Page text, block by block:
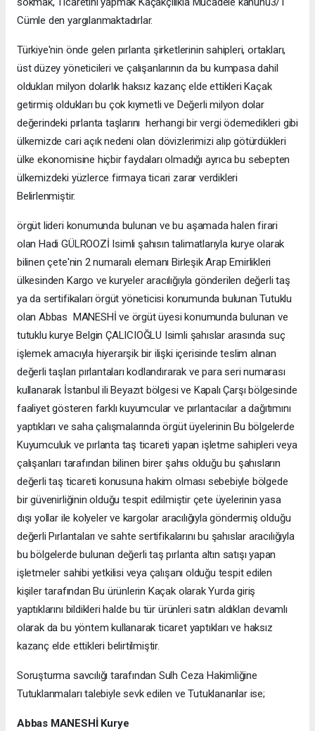
Cümle den yargılanmaktadırlar.
Türkiye'nin önde gelen pırlanta şirketlerinin sahipleri, ortakları,
üst düzey yöneticileri ve çalışanlarının da bu kumpasa dahil
oldukları milyon dolarlık haksız kazanç elde ettikleri Kaçak
getirmiş oldukları bu çok kıymetli ve Değerli milyon dolar
değerindeki pırlanta taşlarını herhangi bir vergi ödemedikleri gibi
ülkemizde cari açık nedeni olan dövizlerimizi alıp götürdükleri
ülke ekonomisine hiçbir faydaları olmadığı ayrıca bu sebepten
ülkemizdeki yüzlerce firmaya ticari zarar verdikleri
Belirlenmiştir.
örgüt lideri konumunda bulunan ve bu aşamada halen firari
olan Hadi GÜLROOZİ Isimli şahısın talimatlarıyla kurye olarak
bilinen çete'nin 2 numaralı elemanı Birleşik Arap Emirlikleri
ülkesinden Kargo ve kuryeler aracılığıyla gönderilen değerli taş
ya da sertifikaları örgüt yöneticisi konumunda bulunan Tutuklu
olan Abbas MANESHİ ve örgüt üyesi konumunda bulunan ve
tutuklu kurye Belgin ÇALICIOĞLU Isimli şahıslar arasında suç
işlemek amacıyla hiyerarşik bir ilişki içerisinde teslim alınan
değerli taşları pırlantaları kodlandırarak ve para seri numarası
kullanarak İstanbul ili Beyazıt bölgesi ve Kapalı Çarşı bölgesinde
faaliyet gösteren farklı kuyumcular ve pırlantacılar a dağıtımını
yaptıkları ve saha çalışmalarında örgüt üyelerinin Bu bölgelerde
Kuyumculuk ve pırlanta taş ticareti yapan işletme sahipleri veya
çalışanları tarafından bilinen birer şahıs olduğu bu şahısların
değerli taş ticareti konusuna hakim olması sebebiyle bölgede
bir güvenirliğinin olduğu tespit edilmiştir çete üyelerinin yasa
dışı yollar ile kolyeler ve kargolar aracılığıyla göndermiş olduğu
değerli Pırlantaları ve sahte sertifikalarını bu şahıslar aracılığıyla
bu bölgelerde bulunan değerli taş pırlanta altın satışı yapan
işletmeler sahibi yetkilisi veya çalışanı olduğu tespit edilen
kişiler tarafından Bu ürünlerin Kaçak olarak Yurda giriş
yaptıklarını bildikleri halde bu tür ürünleri satın aldıkları devamlı
olarak da bu yöntem kullanarak ticaret yaptıkları ve haksız
kazanç elde ettikleri belirtilmiştir.
Soruşturma savcılığı tarafından Sulh Ceza Hakimliğine
Tutuklanmaları talebiyle sevk edilen ve Tutuklananlar ise;
Abbas MANESHİ Kurye